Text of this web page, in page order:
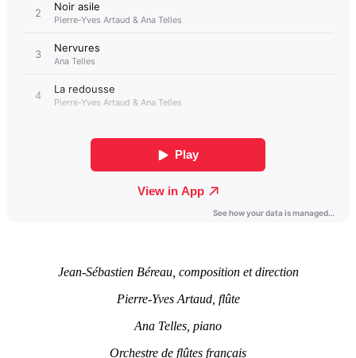
Jean-Sébastien Béreau, composition et direction
Pierre-Yves Artaud, flûte
Ana Telles, piano
Orchestre de flûtes français